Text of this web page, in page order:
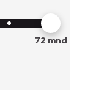
72 mnd